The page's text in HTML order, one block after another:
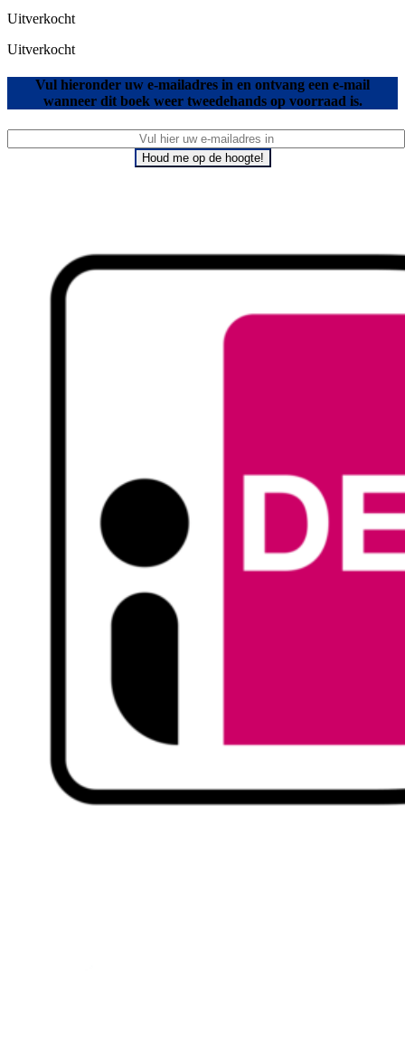
Uitverkocht
Uitverkocht
Vul hieronder uw e-mailadres in en ontvang een e-mail
wanneer dit boek weer tweedehands op voorraad is.
Houd me op de hoogte!